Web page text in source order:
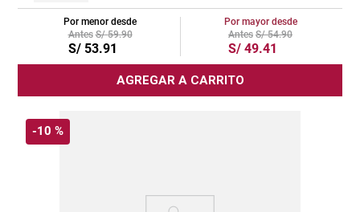
Por menor desde
S/ 59.90
S/ 53.91
Por mayor desde
S/ 54.90
S/ 49.41
AGREGAR A CARRITO
-10 %